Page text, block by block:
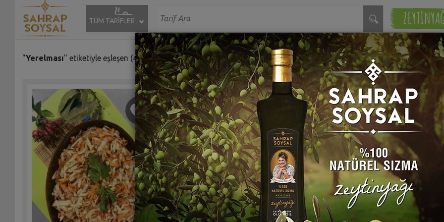
TÜM TARİFLER
"Yerelması" etiketiyle eşleşen (4) tarif bulundu.
Sevil'in Zeytinyağlı Yer Elması
Tarifi
Ildız Kökü Tarifi